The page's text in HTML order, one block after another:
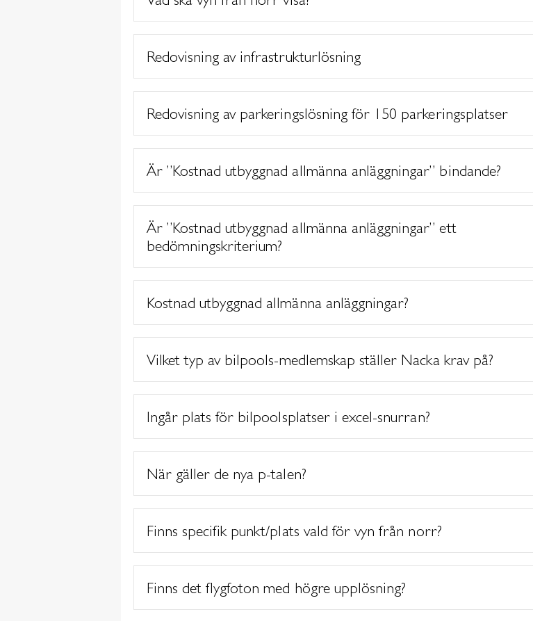
Redovisning av infrastrukturlösning
Redovisning av parkeringslösning för 150 parkeringsplatser
Är ”Kostnad utbyggnad allmänna anläggningar” bindande?
Är ”Kostnad utbyggnad allmänna anläggningar” ett
bedömningskriterium?
Kostnad utbyggnad allmänna anläggningar?
Vilket typ av bilpools-medlemskap ställer Nacka krav på?
Ingår plats för bilpoolsplatser i excel-snurran?
När gäller de nya p-talen?
Finns specifik punkt/plats vald för vyn från norr?
Finns det flygfoton med högre upplösning?